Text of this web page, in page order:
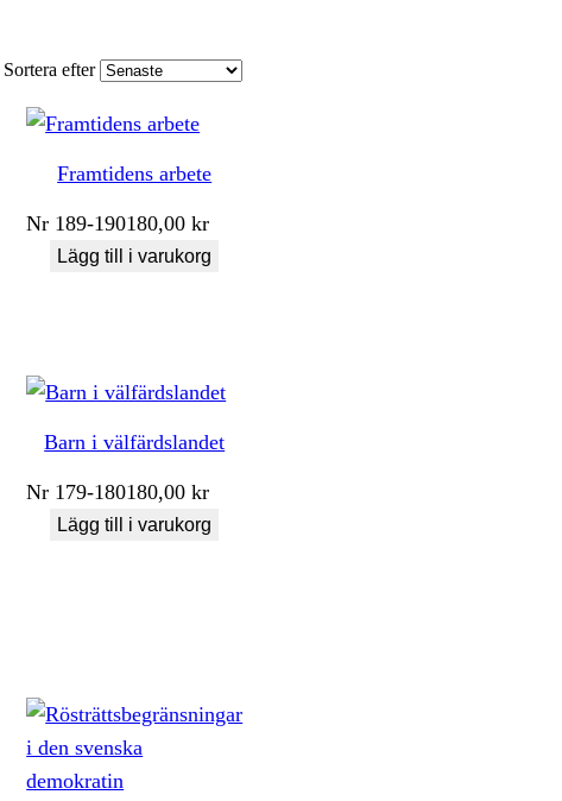
Sortera efter
Framtidens arbete
Nr 189-190180,00kr
Lägg till i varukorg
Barn i välfärdslandet
Nr 179-180180,00kr
Lägg till i varukorg